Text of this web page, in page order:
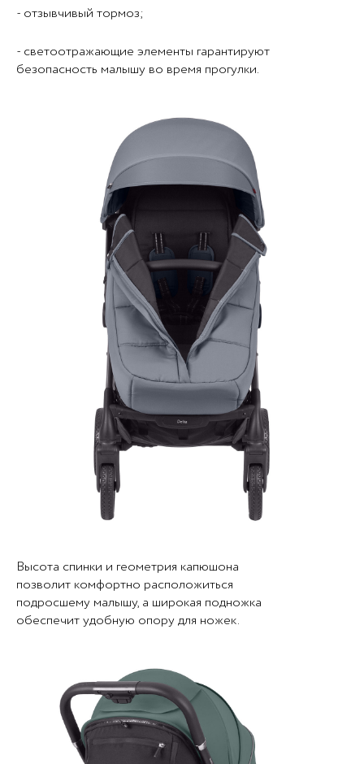
- отзывчивый тормоз;
- светоотражающие элементы гарантируют
безопасность малышу во время прогулки.
Высота спинки и геометрия капюшона
позволит комфортно расположиться
подросшему малышу, а широкая подножка
обеспечит удобную опору для ножек.